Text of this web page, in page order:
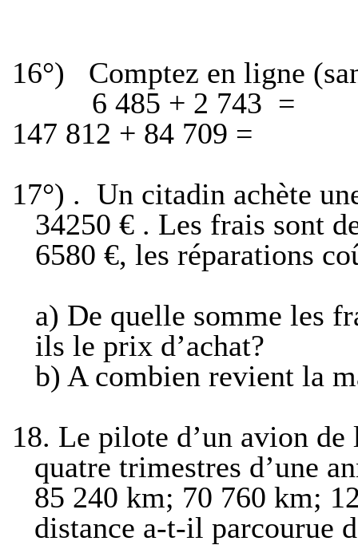
16°)
Comptez en ligne
6 485 + 2 743 =
147 812 + 84 709 =
17°) . Un citadin achète
34250 € . Les frais sont
6580 €, les réparations
a) De quelle somme les
ils le prix d’achat?
b) A combien revient la
18. Le pilote d’un avion de
quatre trimestres d’une
85 240 km; 70 760 km;
distance a-t-il parcourue